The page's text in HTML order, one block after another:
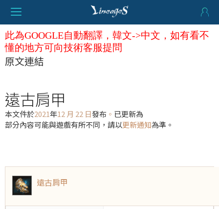
此為GOOGLE自動翻譯，韓文->中文，如有看不
懂的地方可向技術客服提問
原文連結
遠古肩甲
本文件於2021年12 月 22 日發布 。 已更新為
部分內容可能與遊戲有所不同，請以更新通知為準。
遠古肩甲